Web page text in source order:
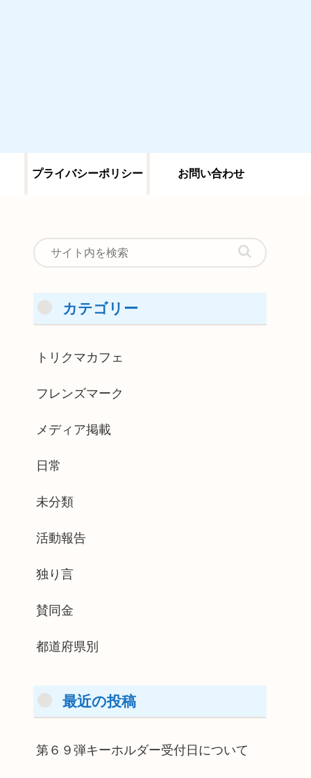
プライバシーポリシー お問い合わせ
カテゴリー
トリクマカフェ
フレンズマーク
メディア掲載
日常
未分類
活動報告
独り言
賛同金
都道府県別
最近の投稿
第６９弾キーホルダー受付日について